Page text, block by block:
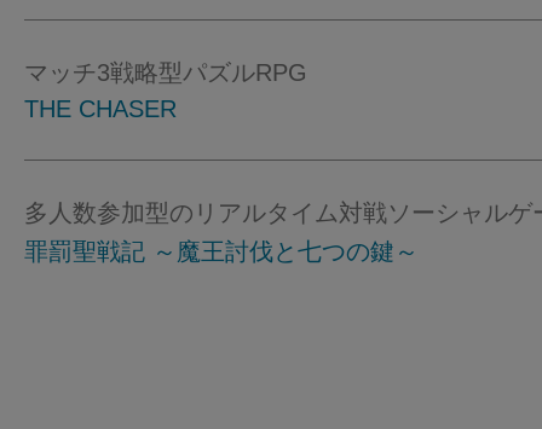
マッチ3戦略型パズルRPG
THE CHASER
多人数参加型のリアルタイム対戦ソーシャルゲ
罪罰聖戦記 ～魔王討伐と七つの鍵～